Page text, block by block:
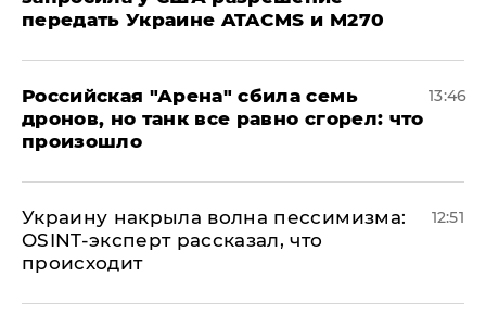
передать Украине ATACMS и M270
​Российская "Арена" сбила семь
дронов, но танк все равно сгорел: что
произошло
13:46
​Украину накрыла волна пессимизма:
OSINT-эксперт рассказал, что
происходит
12:51